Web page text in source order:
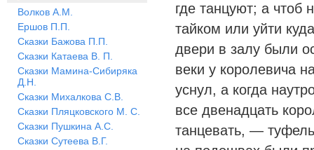
Волков А.М.
Ершов П.П.
Сказки Бажова П.П.
Сказки Катаева В. П.
Сказки Мамина-Сибиряка
Д.Н.
Сказки Михалкова С.В.
Сказки Пляцковского М. С.
Сказки Пушкина А.С.
Сказки Сутеева В.Г.
где танцуют; а чтоб
тайком или уйти
двери в залу были
веки у королевича
уснул, а когда
все двенадцать
танцевать, —